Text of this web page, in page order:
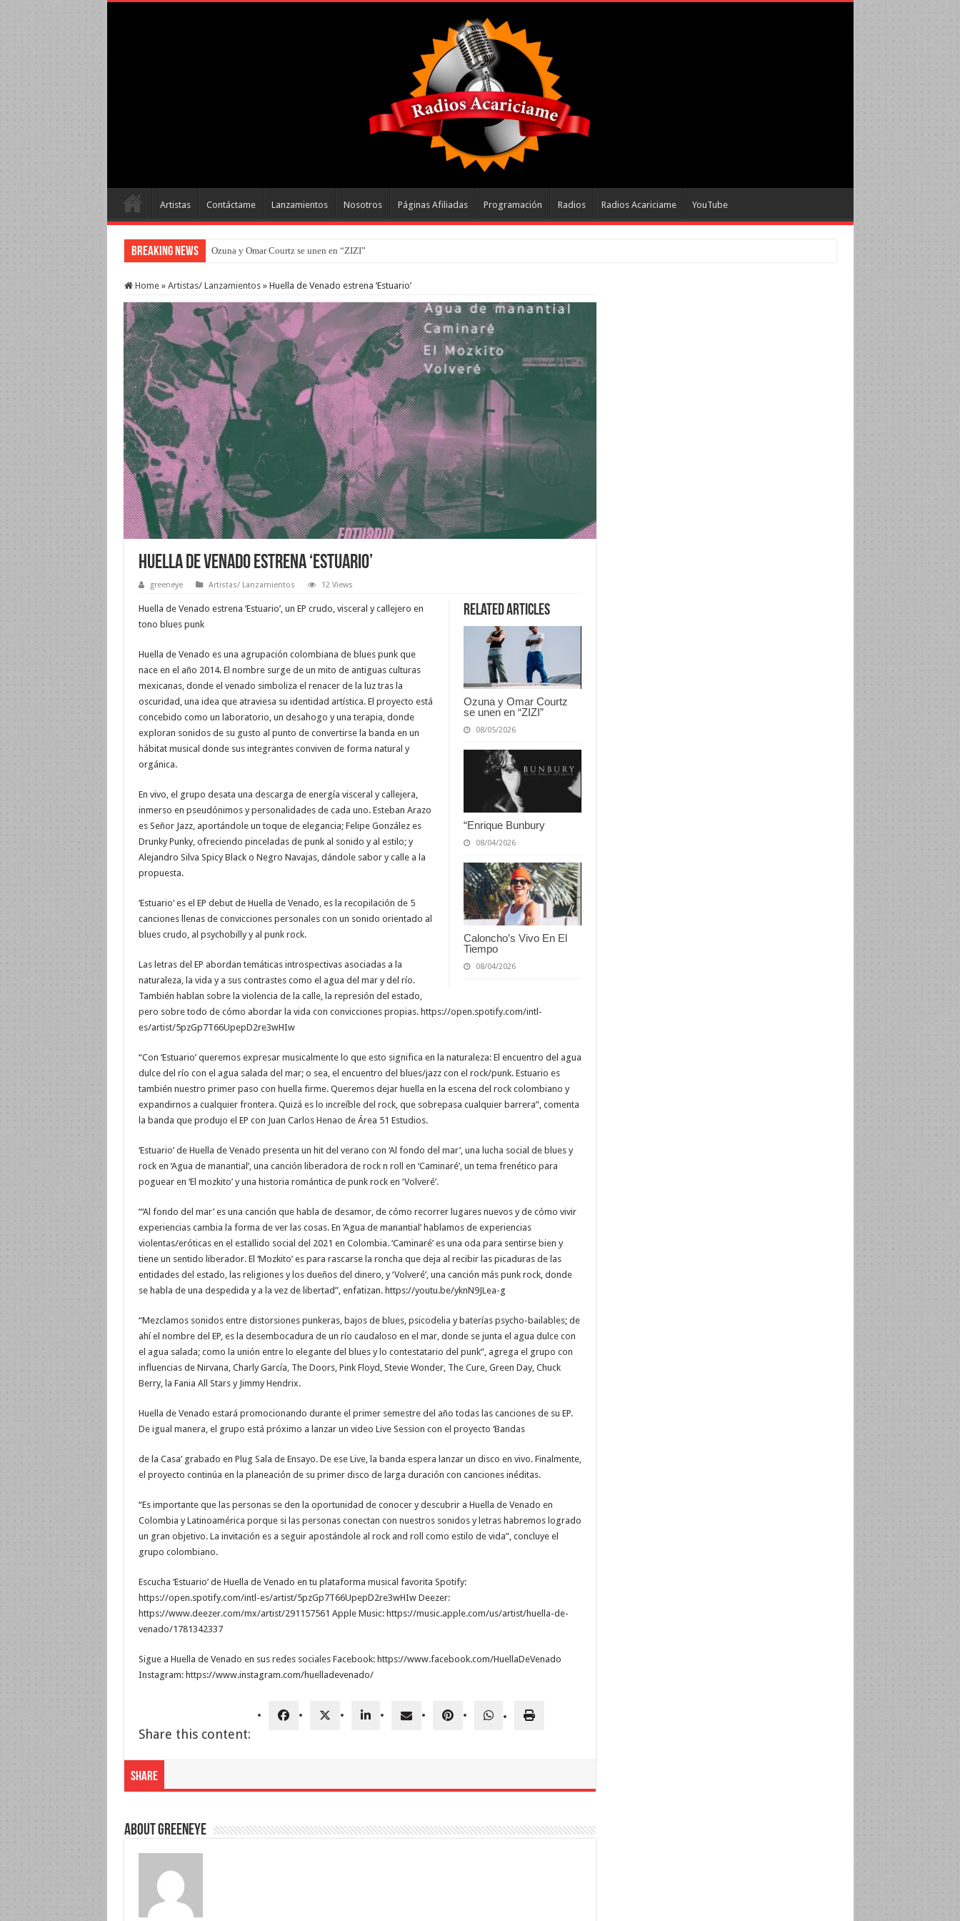
Artistas Contáctame Lanzamientos Nosotros Páginas Afiliadas Programación Radios Radios Acariciame YouTube
Breaking News Ozuna y Omar Courtz se unen en “ZIZI”
Home » Artistas/ Lanzamientos » Huella de Venado estrena ‘Estuario’
Huella de Venado estrena ‘Estuario’
greeneye Artistas/ Lanzamientos 12 Views
Related Articles
Ozuna y Omar Courtz
se unen en “ZIZI”
08/05/2026
“Enrique Bunbury
08/04/2026
Caloncho’s Vivo En El
Tiempo
08/04/2026
Huella de Venado estrena ‘Estuario’, un EP crudo, visceral y callejero en
tono blues punk
Huella de Venado es una agrupación colombiana de blues punk que
nace en el año 2014. El nombre surge de un mito de antiguas culturas
mexicanas, donde el venado simboliza el renacer de la luz tras la
oscuridad, una idea que atraviesa su identidad artística. El proyecto está
concebido como un laboratorio, un desahogo y una terapia, donde
exploran sonidos de su gusto al punto de convertirse la banda en un
hábitat musical donde sus integrantes conviven de forma natural y
orgánica.
En vivo, el grupo desata una descarga de energía visceral y callejera,
inmerso en pseudónimos y personalidades de cada uno. Esteban Arazo
es Señor Jazz, aportándole un toque de elegancia; Felipe González es
Drunky Punky, ofreciendo pinceladas de punk al sonido y al estilo; y
Alejandro Silva Spicy Black o Negro Navajas, dándole sabor y calle a la
propuesta.
‘Estuario’ es el EP debut de Huella de Venado, es la recopilación de 5
canciones llenas de convicciones personales con un sonido orientado al
blues crudo, al psychobilly y al punk rock.
Las letras del EP abordan temáticas introspectivas asociadas a la
naturaleza, la vida y a sus contrastes como el agua del mar y del río.
También hablan sobre la violencia de la calle, la represión del estado,
pero sobre todo de cómo abordar la vida con convicciones propias. https://open.spotify.com/intl-
es/artist/5pzGp7T66UpepD2re3wHIw
“Con ‘Estuario’ queremos expresar musicalmente lo que esto significa en la naturaleza: El encuentro del agua
dulce del río con el agua salada del mar; o sea, el encuentro del blues/jazz con el rock/punk. Estuario es
también nuestro primer paso con huella firme. Queremos dejar huella en la escena del rock colombiano y
expandirnos a cualquier frontera. Quizá es lo increíble del rock, que sobrepasa cualquier barrera”, comenta
la banda que produjo el EP con Juan Carlos Henao de Área 51 Estudios.
‘Estuario’ de Huella de Venado presenta un hit del verano con ‘Al fondo del mar’, una lucha social de blues y
rock en ‘Agua de manantial’, una canción liberadora de rock n roll en ‘Caminaré’, un tema frenético para
poguear en ‘El mozkito’ y una historia romántica de punk rock en ‘Volveré’.
“‘Al fondo del mar’ es una canción que habla de desamor, de cómo recorrer lugares nuevos y de cómo vivir
experiencias cambia la forma de ver las cosas. En ‘Agua de manantial’ hablamos de experiencias
violentas/eróticas en el estallido social del 2021 en Colombia. ‘Caminaré’ es una oda para sentirse bien y
tiene un sentido liberador. El ‘Mozkito’ es para rascarse la roncha que deja al recibir las picaduras de las
entidades del estado, las religiones y los dueños del dinero, y ‘Volveré’, una canción más punk rock, donde
se habla de una despedida y a la vez de libertad”, enfatizan. https://youtu.be/yknN9JLea-g
“Mezclamos sonidos entre distorsiones punkeras, bajos de blues, psicodelia y baterías psycho-bailables; de
ahí el nombre del EP, es la desembocadura de un río caudaloso en el mar, donde se junta el agua dulce con
el agua salada; como la unión entre lo elegante del blues y lo contestatario del punk”, agrega el grupo con
influencias de Nirvana, Charly García, The Doors, Pink Floyd, Stevie Wonder, The Cure, Green Day, Chuck
Berry, la Fania All Stars y Jimmy Hendrix.
Huella de Venado estará promocionando durante el primer semestre del año todas las canciones de su EP.
De igual manera, el grupo está próximo a lanzar un video Live Session con el proyecto ‘Bandas
de la Casa’ grabado en Plug Sala de Ensayo. De ese Live, la banda espera lanzar un disco en vivo. Finalmente,
el proyecto continúa en la planeación de su primer disco de larga duración con canciones inéditas.
“Es importante que las personas se den la oportunidad de conocer y descubrir a Huella de Venado en
Colombia y Latinoamérica porque si las personas conectan con nuestros sonidos y letras habremos logrado
un gran objetivo. La invitación es a seguir apostándole al rock and roll como estilo de vida”, concluye el
grupo colombiano.
Escucha ‘Estuario’ de Huella de Venado en tu plataforma musical favorita Spotify:
https://open.spotify.com/intl-es/artist/5pzGp7T66UpepD2re3wHIw Deezer:
https://www.deezer.com/mx/artist/291157561 Apple Music: https://music.apple.com/us/artist/huella-de-
venado/1781342337
Sigue a Huella de Venado en sus redes sociales Facebook: https://www.facebook.com/HuellaDeVenado
Instagram: https://www.instagram.com/huelladevenado/
Share this content:
Share
About greeneye